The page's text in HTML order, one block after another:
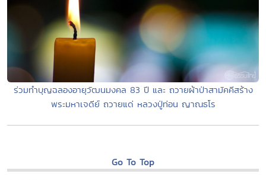
ร่วมทำบุญฉลองอายุวัฒนมงคล 83 ปี และ ถวายผ้าป่าสามัคคีสร้าง
พระมหาเจดีย์ ถวายแด่ หลวงปู่ท่อน ญาณธโร
Go To Top